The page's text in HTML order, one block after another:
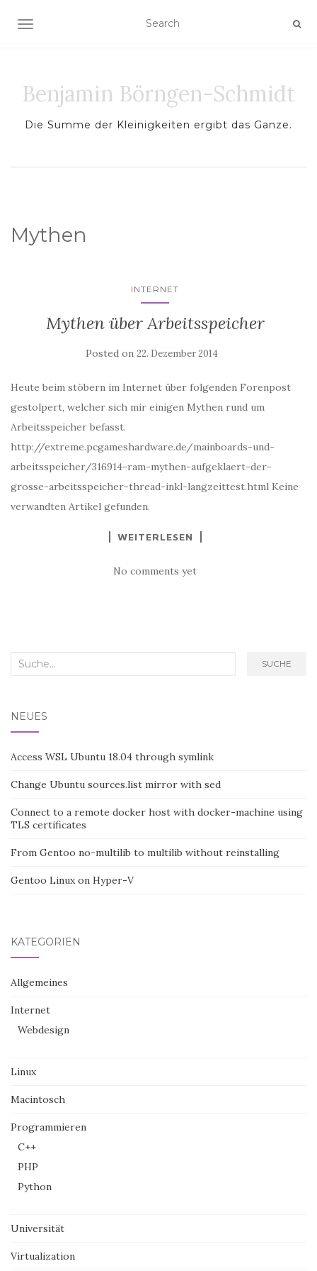
TOGGLE NAVIGATION
Benjamin Börngen-Schmidt
Die Summe der Kleinigkeiten ergibt das Ganze.
Mythen
INTERNET
Mythen über Arbeitsspeicher
Posted on 22. Dezember 2014
Heute beim stöbern im Internet über folgenden Forenpost
gestolpert, welcher sich mir einigen Mythen rund um
Arbeitsspeicher befasst.
http://extreme.pcgameshardware.de/mainboards-und-
arbeitsspeicher/316914-ram-mythen-aufgeklaert-der-
grosse-arbeitsspeicher-thread-inkl-langzeittest.html Keine
verwandten Artikel gefunden.
WEITERLESEN
No comments yet
Search
SUCHE
NEUES
Access WSL Ubuntu 18.04 through symlink
Change Ubuntu sources.list mirror with sed
Connect to a remote docker host with docker-machine using
TLS certificates
From Gentoo no-multilib to multilib without reinstalling
Gentoo Linux on Hyper-V
KATEGORIEN
Allgemeines
Internet
Webdesign
Linux
Macintosch
Programmieren
C++
PHP
Python
Universität
Virtualization